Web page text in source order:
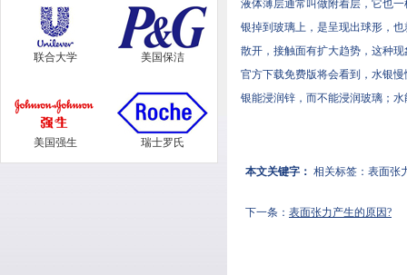
联合大学 美国保洁
美国强生 瑞士罗氏
液体薄层通常叫做附着层，它也一
银掉到玻璃上，是呈现出球形，
散开，接触面有扩大趋势，这
官方下载免费版将会看到，水银慢
银能浸润锌，而不能浸润玻璃；水
本文关键字： 相关标签： 表面张
下一条： 表面张力产生的原因?